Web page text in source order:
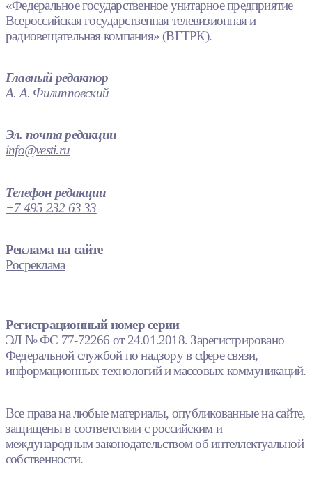
«Федеральное государственное унитарное предприятие
Всероссийская государственная телевизионная и
радиовещательная компания» (ВГТРК).
Главный редактор
А. А. Филипповский
Эл. почта редакции
info@vesti.ru
Телефон редакции
+7 495 232 63 33
Реклама на сайте
Росреклама
Регистрационный номер серии
ЭЛ № ФС 77-72266 от 24.01.2018. Зарегистрировано
Федеральной службой по надзору в сфере связи,
информационных технологий и массовых коммуникаций.
Все права на любые материалы, опубликованные на сайте,
защищены в соответствии с российским и
международным законодательством об интеллектуальной
собственности.